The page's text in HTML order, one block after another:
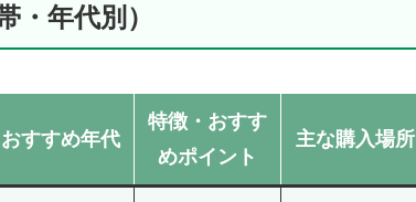
年代別）
おすすめ年代
特徴・おすす
めポイント
主な購入場所